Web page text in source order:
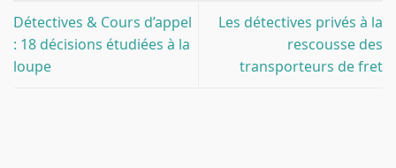
Détectives & Cours d’appel
: 18 décisions étudiées à la
loupe
Les détectives privés à la
rescousse des
transporteurs de fret